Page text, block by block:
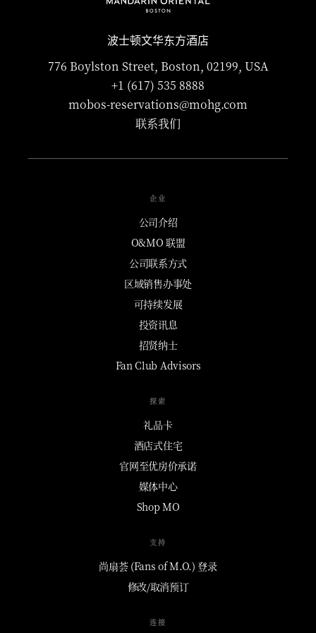
波士顿文华东方酒店
776 Boylston Street, Boston, 02199, USA
+1 (617) 535 8888
mobos-reservations@mohg.com
联系我们
企业
公司介绍
O&MO 联盟
公司联系方式
区域销售办事处
可持续发展
投资讯息
招贤纳士
Fan Club Advisors
探索
礼品卡
酒店式住宅
官网至优房价承诺
媒体中心
Shop MO
支持
尚扇荟 (Fans of M.O.) 登录
修改/取消预订
连接